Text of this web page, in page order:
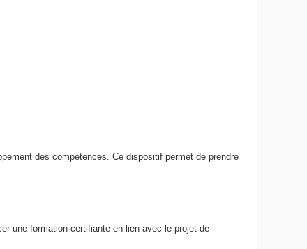
des compétences. Ce dispositif permet de prendre
une formation certifiante en lien avec le projet de